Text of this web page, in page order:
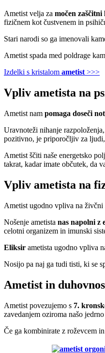
Ametist velja za močen zaščitni
fizičnem kot čustvenem in
Stari narodi so ga imenovali
Ametist spada med poldrage
Izdelki s kristalom ametist >>>
Vpliv ametista na
Ametist nam pomaga doseči
Uravnoteži nihanje
pozitivno, je priporočljiv za
Ametist ščiti naše energetsko
takrat, kadar imate občutek, da
Vpliv ametista na
Ametist ugodno vpliva na
Nošenje ametista nas napolni z
celotni organizem in imunski
Eliksir ametista ugodno vpliva
Nosijo pa naj ga tudi tisti, ki se
Ametist in
Ametist povezujemo s 7.
zavedanjem oziroma našo
Če ga kombinirate z roževcem